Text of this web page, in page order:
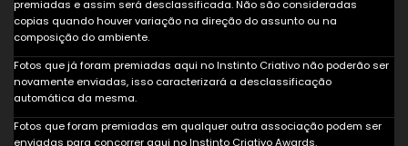
premiadas e assim será desclassificada. Não são consideradas
copias quando houver variação na direção do assunto ou na
composição do ambiente.
Fotos que já foram premiadas aqui no Instinto Criativo não poderão ser
novamente enviadas, isso caracterizará a desclassificação
automática da mesma.
Fotos que foram premiadas em qualquer outra associação podem ser
enviadas para concorrer aqui no Instinto Criativo Awards.